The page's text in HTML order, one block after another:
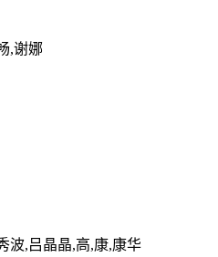
,谢娜
波,吕晶晶,高,康,康华